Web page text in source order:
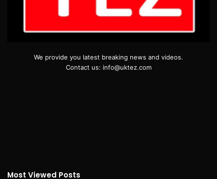
We provide you latest breaking news and videos.
Contact us: info@uktez.com
Most Viewed Posts